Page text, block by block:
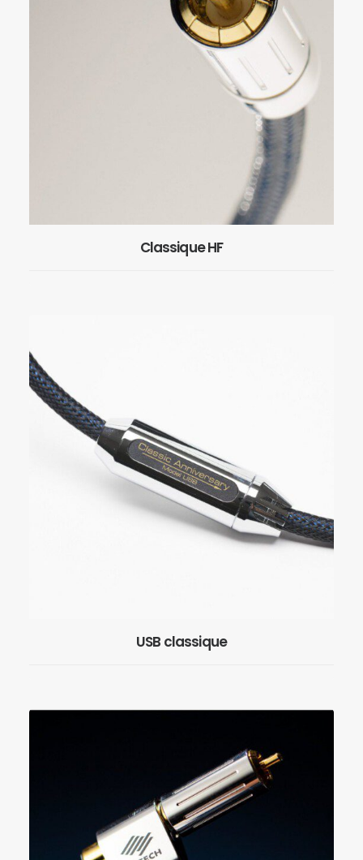
EN SAVOIR PLUS
Classique HF
EN SAVOIR PLUS
USB classique